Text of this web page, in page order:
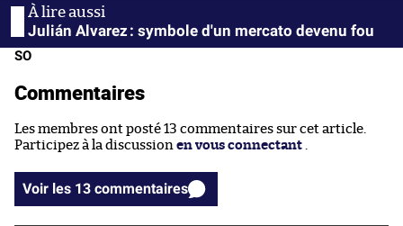
Julián Alvarez : symbole d'un mercato devenu fou
SO
Commentaires
Les membres ont posté 13 commentaires sur cet article.
Participez à la discussion en vous connectant
Voir les 13 commentaires